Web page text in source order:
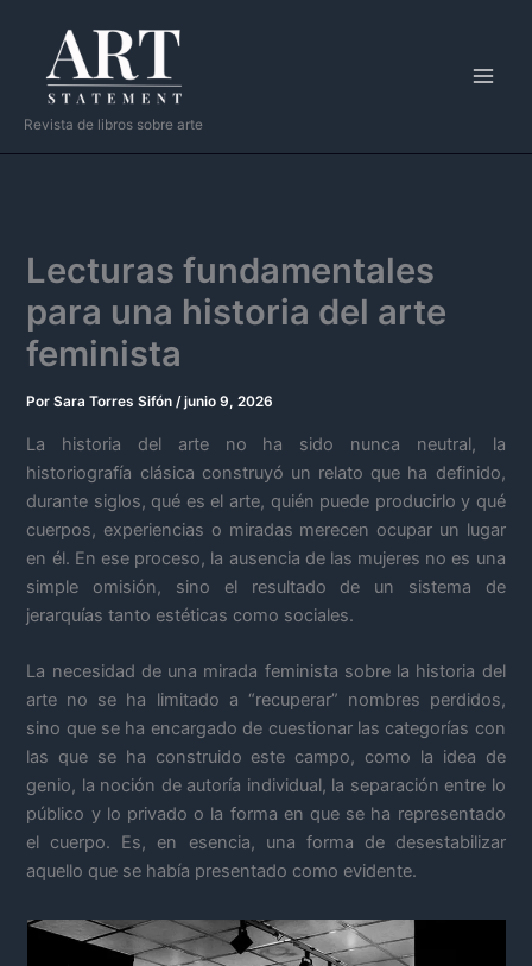
contenido
Revista de libros sobre arte
Lecturas fundamentales
para una historia del arte
feminista
PorSara Torres Sifón/junio 9, 2026
La historia del arte no ha sido nunca neutral, la
historiografía clásica construyó un relato que ha definido,
durante siglos, qué es el arte, quién puede producirlo y qué
cuerpos, experiencias o miradas merecen ocupar un lugar
en él. En ese proceso, la ausencia de las mujeres no es una
simple omisión, sino el resultado de un sistema de
jerarquías tanto estéticas como sociales.
La necesidad de una mirada feminista sobre la historia del
arte no se ha limitado a “recuperar” nombres perdidos,
sino que se ha encargado de cuestionar las categorías con
las que se ha construido este campo, como la idea de
genio, la noción de autoría individual, la separación entre lo
público y lo privado o la forma en que se ha representado
el cuerpo. Es, en esencia, una forma de desestabilizar
aquello que se había presentado como evidente.